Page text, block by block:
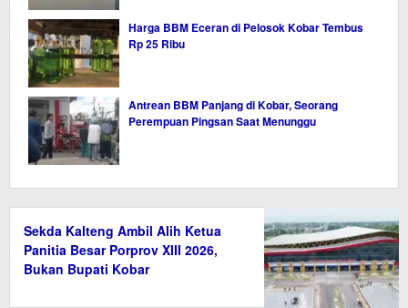
Harga BBM Eceran di Pelosok Kobar Tembus
Rp 25 Ribu
Antrean BBM Panjang di Kobar, Seorang
Perempuan Pingsan Saat Menunggu
Sekda Kalteng Ambil Alih Ketua
Panitia Besar Porprov XIII 2026,
Bukan Bupati Kobar